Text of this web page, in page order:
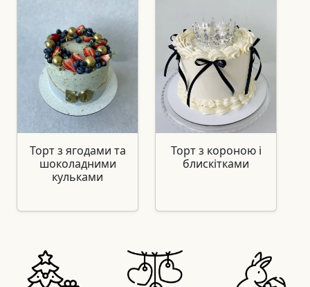
Торт з ягодами та
шоколадними
кульками
Торт з короною і
блискітками